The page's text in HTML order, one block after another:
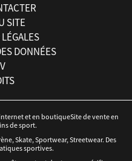
SITE
DONNÉES
et en boutiqueSite de vente en
de sport.
Skate, Sportwear, Streetwear. Des
sportives.